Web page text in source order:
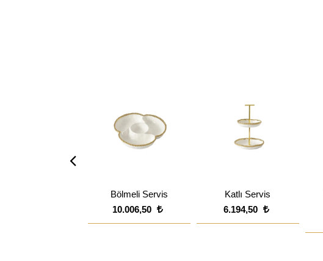
Bölmeli Servis
10.006,50
Katlı Servis
6.194,50